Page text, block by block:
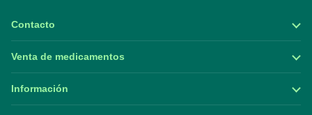
Contacto
Venta de medicamentos
Información